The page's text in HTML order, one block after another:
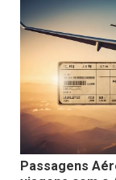
Passagens